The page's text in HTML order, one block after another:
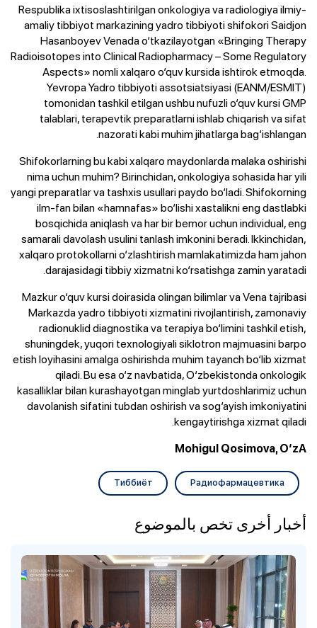
Respublika ixtisoslashtirilgan onkologiya va radiologiya ilmiy-
amaliy tibbiyot markazining yadro tibbiyoti shifokori Saidjon
Hasanboyev Venada o‘tkazilayotgan «Bringing Therapy
Radioisotopes into Clinical Radiopharmacy – Some Regulatory
Aspects» nomli xalqaro o‘quv kursida ishtirok etmoqda.
Yevropa Yadro tibbiyoti assotsiatsiyasi (EANM/ESMIT)
tomonidan tashkil etilgan ushbu nufuzli o‘quv kursi GMP
talablari, terapevtik preparatlarni ishlab chiqarish va sifat
nazorati kabi muhim jihatlarga bag‘ishlangan.
Shifokorlarning bu kabi xalqaro maydonlarda malaka oshirishi
nima uchun muhim? Birinchidan, onkologiya sohasida har yili
yangi preparatlar va tashxis usullari paydo bo‘ladi. Shifokorning
ilm-fan bilan «hamnafas» bo‘lishi xastalikni eng dastlabki
bosqichida aniqlash va har bir bemor uchun individual, eng
samarali davolash usulini tanlash imkonini beradi. Ikkinchidan,
xalqaro protokollarni o‘zlashtirish mamlakatimizda ham jahon
darajasidagi tibbiy xizmatni ko‘rsatishga zamin yaratadi.
Mazkur o‘quv kursi doirasida olingan bilimlar va Vena tajribasi
Markazda yadro tibbiyoti xizmatini rivojlantirish, zamonaviy
radionuklid diagnostika va terapiya bo‘limini tashkil etish,
shuningdek, yuqori texnologiyali siklotron majmuasini barpo
etish loyihasini amalga oshirishda muhim tayanch bo‘lib xizmat
qiladi. Bu esa o‘z navbatida, O‘zbekistonda onkologik
kasalliklar bilan kurashayotgan minglab yurtdoshlarimiz uchun
davolanish sifatini tubdan oshirish va sog‘ayish imkoniyatini
kengaytirishga xizmat qiladi.
Mohigul Qosimova, O‘zA
Pадиофармацевтика
Tиббиёт
أخبار أخرى تخص بالموضوع